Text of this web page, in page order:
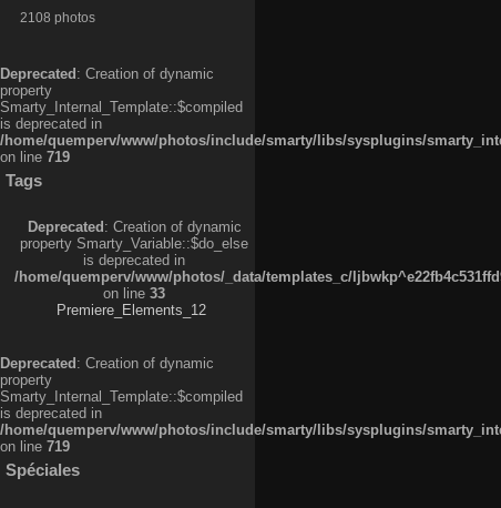
2108 photos
Deprecated : Creation of dynamic
property
Smarty_Internal_Template::$compiled
is deprecated in
/home/quemperv/www/photos/include/smarty/libs/sysplugins/
on line 719
Tags
Deprecated : Creation of dynamic
property Smarty_Variable::$do_else
is deprecated in
/home/quemperv/www/photos/_data/templates_c/
on line33
Premiere_Elements_12
Deprecated : Creation of dynamic
property
Smarty_Internal_Template::$compiled
is deprecated in
/home/quemperv/www/photos/include/smarty/libs/sysplugins/
on line 719
Spéciales